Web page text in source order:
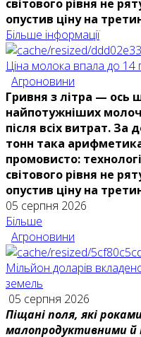
світового рівня не
опустив ціну на
Більше інформації
Ціна молока впала до 14
Агроновини
Гривня з літра — ось
найпотужніших
після всіх витрат. За
тонн така
промовисто:
світового рівня не
опустив ціну на
05 серпня 2026
Більше
Агроновини
Мільйон доларів
земель
05 серпня 2026
Піщані поля, які
малопродуктивними